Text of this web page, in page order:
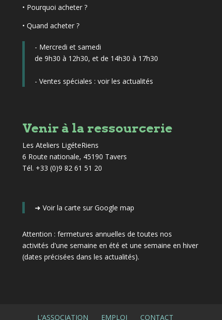
• Pourquoi acheter ?
• Quand acheter ?
- Mercredi et samedi
de 9h30 à 12h30, et de 14h30 à 17h30
- Ventes spéciales : voir les actualités
Venir à la ressourcerie
Les Ateliers LigéteRiens
6 Route nationale, 45190 Tavers
Tél. +33 (0)9 82 61 51 20
➜ Voir la carte sur Google map
Attention : fermetures annuelles de toutes nos
activités d'une semaine en été et une semaine en hiver
(dates précisées dans les actualités).
L’ASSOCIATION EMPLOI CONTACT